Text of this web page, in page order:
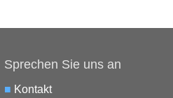
Sprechen Sie uns an
■ Kontakt